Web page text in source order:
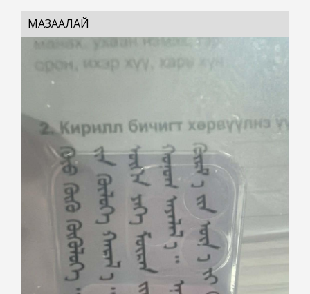
МАЗААЛАЙ